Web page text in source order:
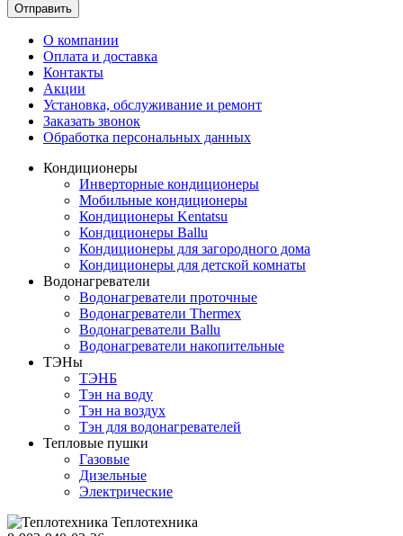
Отправить
О компании
Оплата и доставка
Контакты
Акции
Установка, обслуживание и ремонт
Заказать звонок
Обработка персональных данных
Кондиционеры
Инверторные кондиционеры
Мобильные кондиционеры
Кондиционеры Kentatsu
Кондиционеры Ballu
Кондиционеры для загородного дома
Кондиционеры для детской комнаты
Водонагреватели
Водонагреватели проточные
Водонагреватели Thermex
Водонагреватели Ballu
Водонагреватели накопительные
ТЭНы
ТЭНБ
Тэн на воду
Тэн на воздух
Тэн для водонагревателей
Тепловые пушки
Газовые
Дизельные
Электрические
Теплотехника